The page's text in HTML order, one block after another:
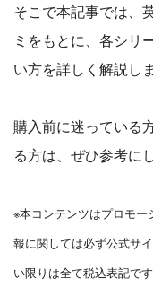
そこで本記事では、
ミをもとに、各シリ
い方を詳しく解説しま
購入前に迷っている
る方は、ぜひ参考に
※本コンテンツはプロモ
報に関しては必ず公式サ
い限りは全て税込表記です